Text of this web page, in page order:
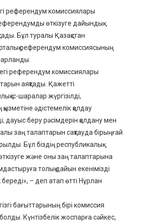
референдум комиссиялары
өткізуге дайындық
Бұл туралы Қазақстан
референдум комиссиясының
референдум комиссиялары
аяқтады. Қажетті
іс-шаралар жүргізілді,
әдістемелік қолдау
дауыс беру рәсімдерін қолдану мен
заң талаптарын сақтауда бірыңғай
Бұл біздің республикалық
және оны заң талаптарына
толық дайын екенімізді
береді», – деп атап өтті Нұрлан
бағыттарының бірі комиссия
Күнтізбелік жоспарға сәйкес,